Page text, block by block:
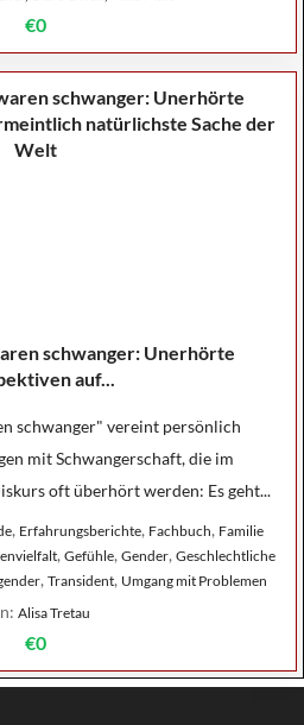
€0
schwanger: Unerhörte
auf...
schwanger" vereint persönlich
mit Schwangerschaft, die im
oft überhört werden: Es geht...
, Erfahrungsberichte, Fachbuch, Familie
, Gefühle, Gender, Geschlechtliche
, Transident, Umgang mit Problemen
Alisa Tretau
€0